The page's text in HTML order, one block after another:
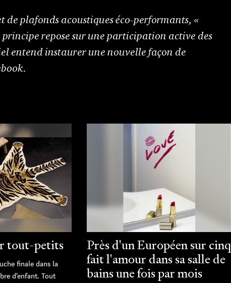
plafonds acoustiques éco-performants, «
repose sur une participation active des
entend instaurer une nouvelle façon de
tout-petits
finale dans la
d’enfant. Tout
Près d'un Européen sur cinq
fait l'amour dans sa salle de
bains une fois par mois